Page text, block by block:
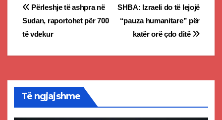
Post
navigation
SHBA: Izraeli do të lejojë
“pauza humanitare” për
katër orë çdo ditë
Përleshje të ashpra në
Sudan, raportohet për 700
të vdekur
Të ngjajshme